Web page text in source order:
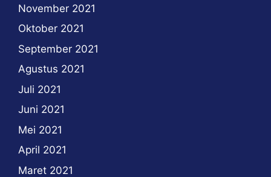
November 2021
Oktober 2021
September 2021
Agustus 2021
Juli 2021
Juni 2021
Mei 2021
April 2021
Maret 2021